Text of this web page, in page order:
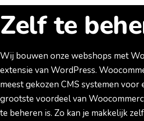
Zelf te
Wij bouwen onze webshops met
extensie van WordPress.
meest gekozen CMS systemen voor
grootste voordeel van
te beheren is. Zo kan je makkelijk